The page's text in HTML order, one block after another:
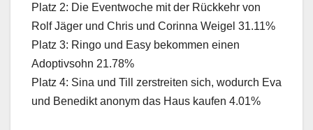
Platz 2: Die Eventwoche mit der Rückkehr von
Rolf Jäger und Chris und Corinna Weigel 31.11%
Platz 3: Ringo und Easy bekommen einen
Adoptivsohn 21.78%
Platz 4: Sina und Till zerstreiten sich, wodurch Eva
und Benedikt anonym das Haus kaufen 4.01%